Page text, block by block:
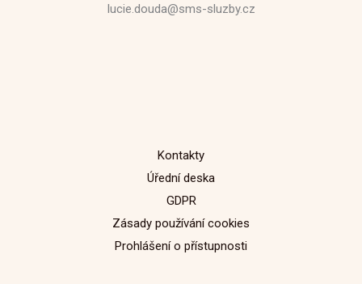
lucie.douda@sms-sluzby.cz
Kontakty
Úřední deska
GDPR
Zásady používání cookies
Prohlášení o přístupnosti